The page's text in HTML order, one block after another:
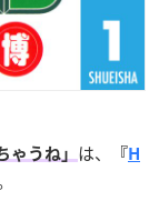
ゃうね」 は、 『 H